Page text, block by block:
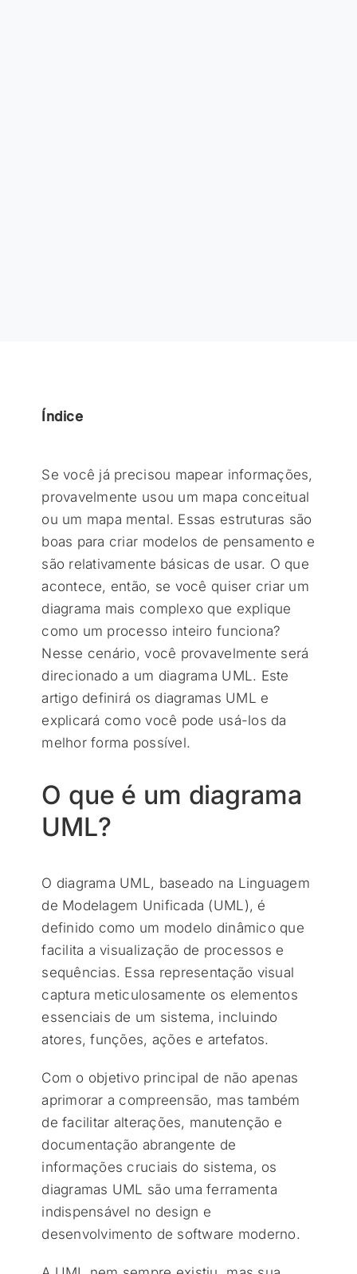
Índice
Se você já precisou mapear informações,
provavelmente usou um mapa conceitual
ou um mapa mental. Essas estruturas são
boas para criar modelos de pensamento e
são relativamente básicas de usar. O que
acontece, então, se você quiser criar um
diagrama mais complexo que explique
como um processo inteiro funciona?
Nesse cenário, você provavelmente será
direcionado a um diagrama UML. Este
artigo definirá os diagramas UML e
explicará como você pode usá-los da
melhor forma possível.
O que é um diagrama
UML?
O diagrama UML, baseado na Linguagem
de Modelagem Unificada (UML), é
definido como um modelo dinâmico que
facilita a visualização de processos e
sequências. Essa representação visual
captura meticulosamente os elementos
essenciais de um sistema, incluindo
atores, funções, ações e artefatos.
Com o objetivo principal de não apenas
aprimorar a compreensão, mas também
de facilitar alterações, manutenção e
documentação abrangente de
informações cruciais do sistema, os
diagramas UML são uma ferramenta
indispensável no design e
desenvolvimento de software moderno.